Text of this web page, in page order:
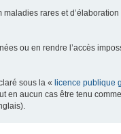
rares et
ou en rendre l’accès
sous la « licence publique
en aucun cas être tenu